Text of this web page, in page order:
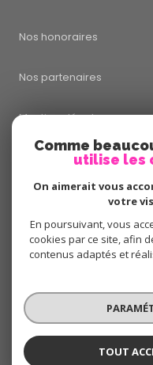
Nos honoraires
Nos partenaires
Mentions légales
Cookies
© 2026 | Tous droits
Réalisé par
Comme
utilise les
On aimerait vous
votre
En poursuivant, vous
cookies par ce site, afin
contenus adaptés et
TOUT